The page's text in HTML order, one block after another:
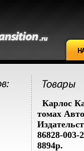
Карлос
томах
86828-003-
8894p.